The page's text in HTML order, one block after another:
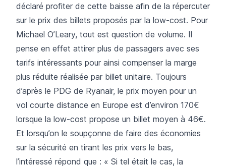
déclaré profiter de cette baisse afin de la répercuter
sur le prix des billets proposés par la low-cost. Pour
Michael O’Leary, tout est question de volume. Il
pense en effet attirer plus de passagers avec ses
tarifs intéressants pour ainsi compenser la marge
plus réduite réalisée par billet unitaire. Toujours
d’après le PDG de Ryanair, le prix moyen pour un
vol courte distance en Europe est d’environ 170€
lorsque la low-cost propose un billet moyen à 46€.
Et lorsqu’on le soupçonne de faire des économies
sur la sécurité en tirant les prix vers le bas,
l’intéressé répond que : « Si tel était le cas, la